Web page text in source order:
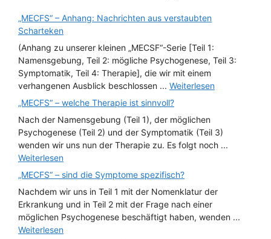
„MECFS“ – Anhang: Nachrichten aus verstaubten
Scharteken
(Anhang zu unserer kleinen „MECSF“-Serie [Teil 1:
Namensgebung, Teil 2: mögliche Psychogenese, Teil 3:
Symptomatik, Teil 4: Therapie], die wir mit einem
verhangenen Ausblick beschlossen ... Weiterlesen
„MECFS“ – welche Therapie ist sinnvoll?
Nach der Namensgebung (Teil 1), der möglichen
Psychogenese (Teil 2) und der Symptomatik (Teil 3)
wenden wir uns nun der Therapie zu. Es folgt noch ...
Weiterlesen
„MECFS“ – sind die Symptome spezifisch?
Nachdem wir uns in Teil 1 mit der Nomenklatur der
Erkrankung und in Teil 2 mit der Frage nach einer
möglichen Psychogenese beschäftigt haben, wenden ...
Weiterlesen